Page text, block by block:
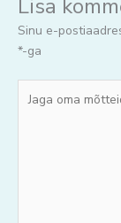
Lisa
Sinu e-
*-ga
oma